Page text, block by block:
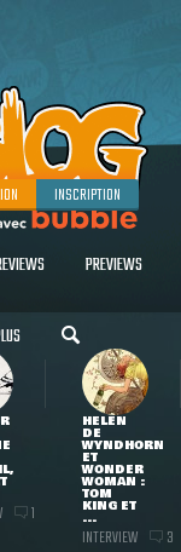
INSCRIPTION
PREVIEWS
1
HELEN
DE
WYNDHORN
ET
WONDER
WOMAN :
TOM
KING ET
...
INTERVIEW 3